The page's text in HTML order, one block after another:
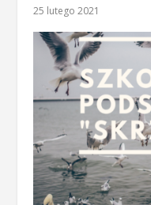
25 lutego 2021